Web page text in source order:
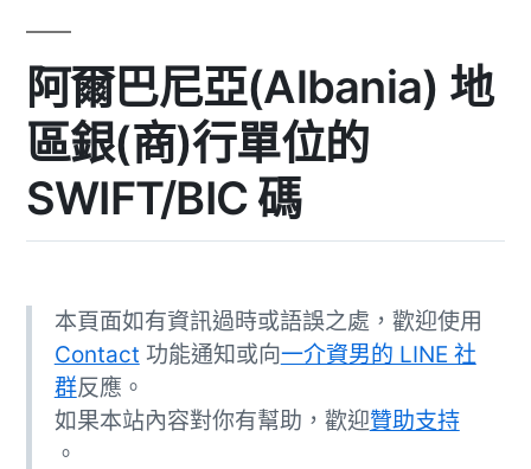
阿爾巴尼亞(Albania) 地
區銀(商)行單位的
SWIFT/BIC 碼
本頁面如有資訊過時或語誤之處，歡迎使用
Contact 功能通知或向一介資男的 LINE 社
群反應。
如果本站內容對你有幫助，歡迎贊助支持
。